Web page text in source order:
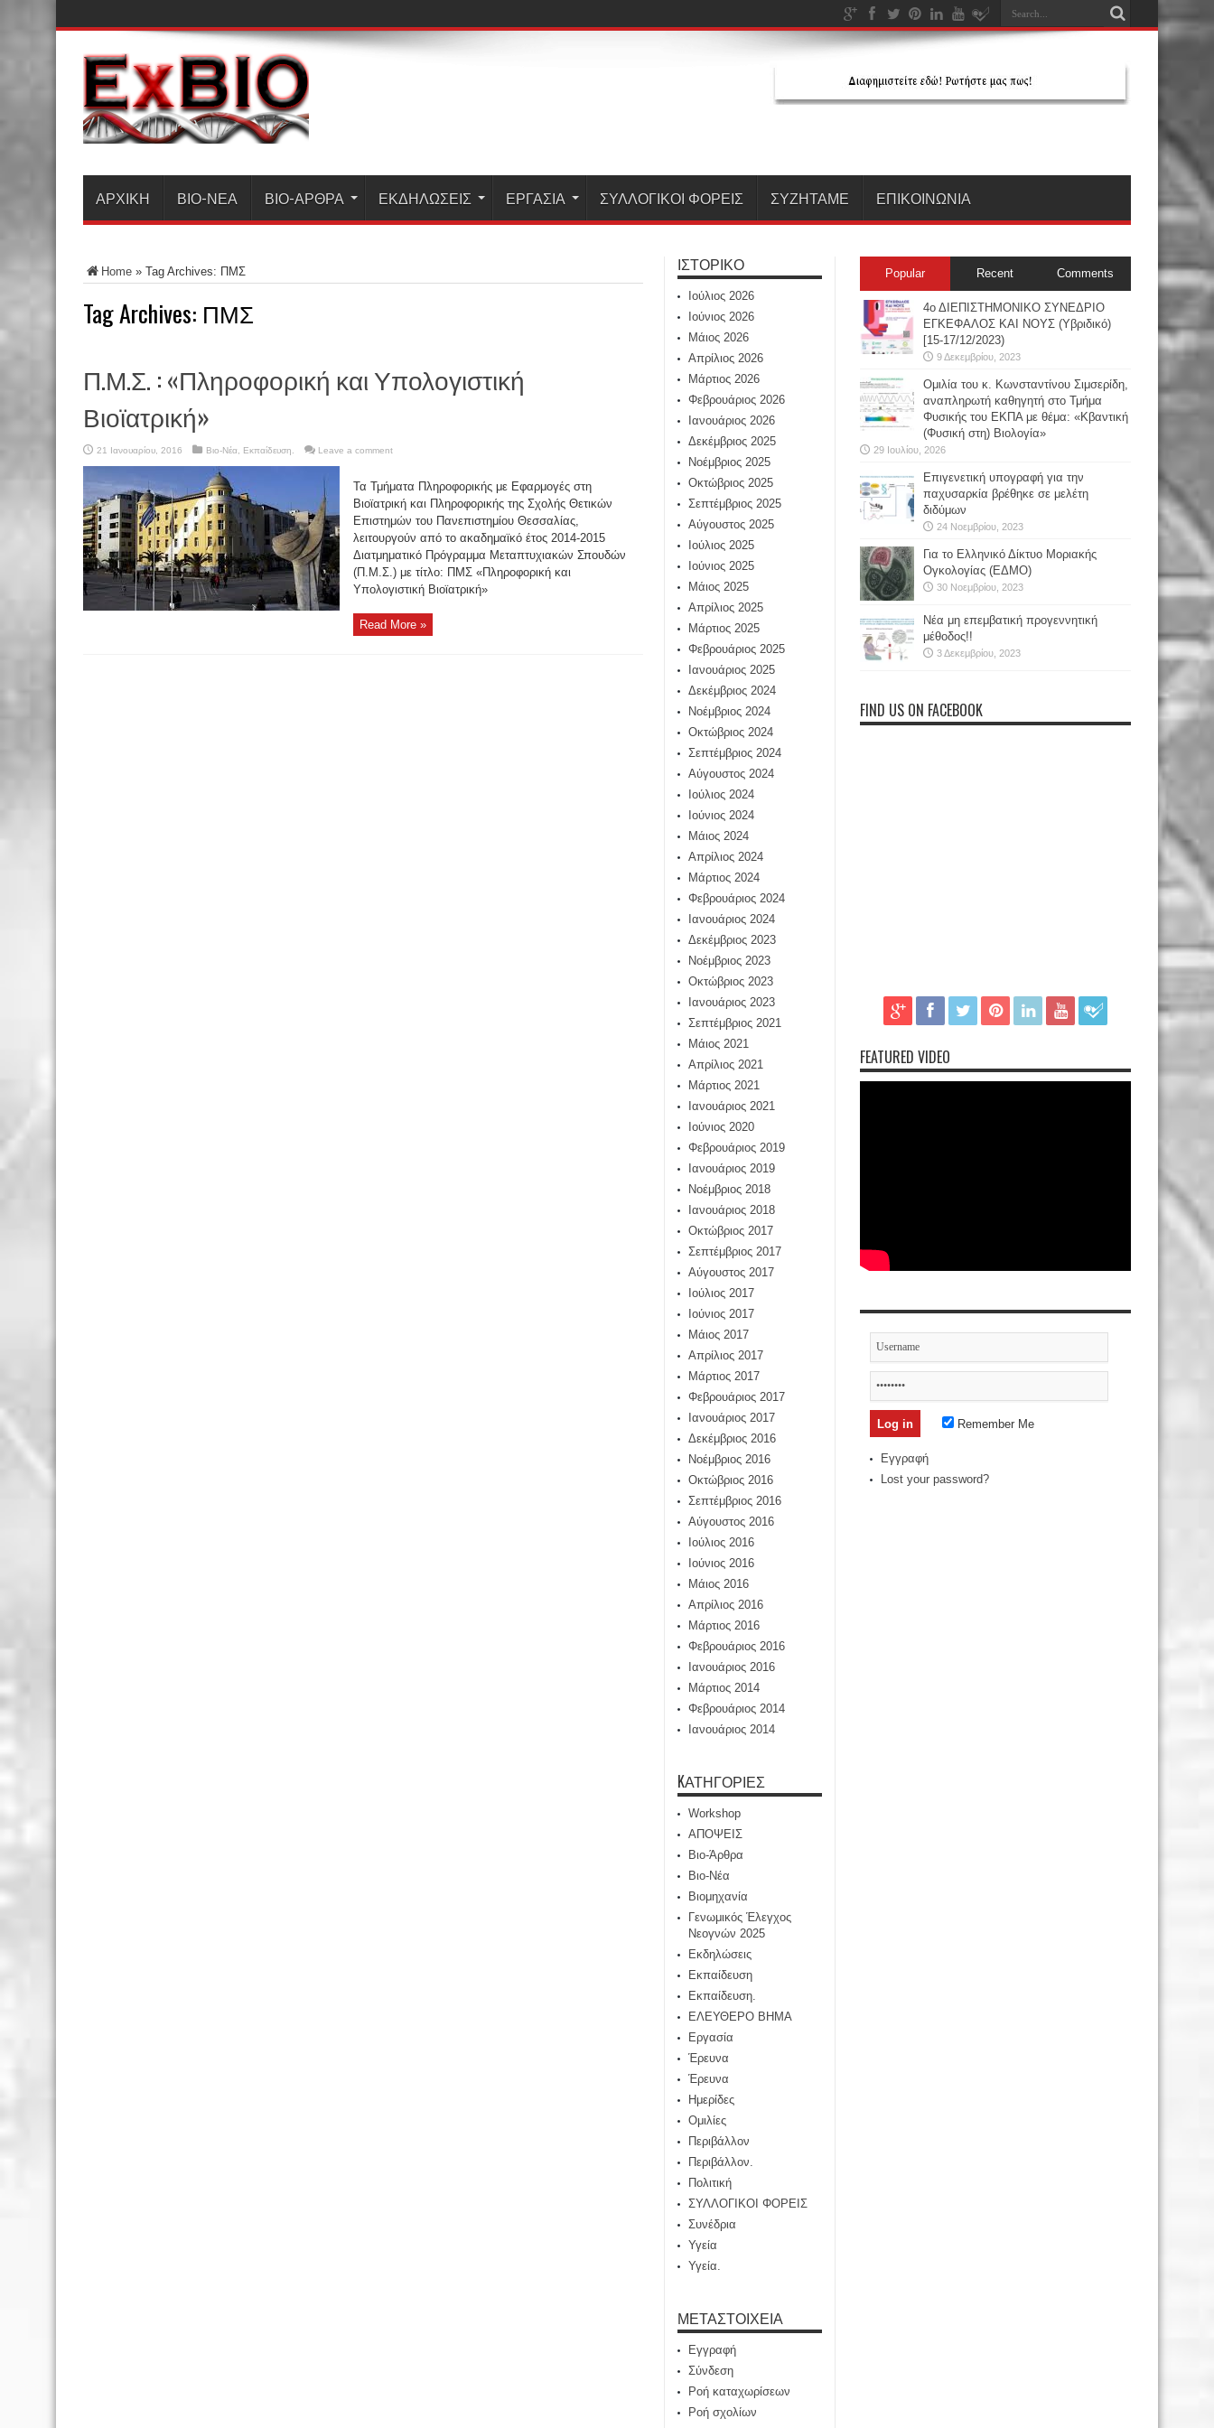
ΑΡΧΙΚΗ ΒΙΟ-ΝΈΑ ΒΙΟ-ΆΡΘΡΑ ΕΚΔΗΛΏΣΕΙΣ ΕΡΓΑΣΊΑ ΣΥΛΛΟΓΙΚΟΙ ΦΟΡΕΙΣ ΣΥΖΗΤΑΜΕ ΕΠΙΚΟΙΝΩΝΙΑ
Home » Tag Archives: ΠΜΣ
Tag Archives: ΠΜΣ
Π.Μ.Σ. : «Πληροφορική και Υπολογιστική
Βιοϊατρική»
21 Ιανουαρίου, 2016 Βιο-Νέα Εκπαίδευση. Leave a comment
Τα Τμήματα Πληροφορικής με Εφαρμογές στη
Βιοϊατρική και Πληροφορικής της Σχολής Θετικών
Επιστημών του Πανεπιστημίου Θεσσαλίας,
λειτουργούν από το ακαδημαϊκό έτος 2014-2015
Διατμηματικό Πρόγραμμα Μεταπτυχιακών Σπουδών
(Π.Μ.Σ.) με τίτλο: ΠΜΣ «Πληροφορική και
Υπολογιστική Βιοϊατρική»
Read More »
ΙΣΤΟΡΙΚΌ
Ιούλιος 2026
Ιούνιος 2026
Μάιος 2026
Απρίλιος 2026
Μάρτιος 2026
Φεβρουάριος 2026
Ιανουάριος 2026
Δεκέμβριος 2025
Νοέμβριος 2025
Οκτώβριος 2025
Σεπτέμβριος 2025
Αύγουστος 2025
Ιούλιος 2025
Ιούνιος 2025
Μάιος 2025
Απρίλιος 2025
Μάρτιος 2025
Φεβρουάριος 2025
Ιανουάριος 2025
Δεκέμβριος 2024
Νοέμβριος 2024
Οκτώβριος 2024
Σεπτέμβριος 2024
Αύγουστος 2024
Ιούλιος 2024
Ιούνιος 2024
Μάιος 2024
Απρίλιος 2024
Μάρτιος 2024
Φεβρουάριος 2024
Ιανουάριος 2024
Δεκέμβριος 2023
Νοέμβριος 2023
Οκτώβριος 2023
Ιανουάριος 2023
Σεπτέμβριος 2021
Μάιος 2021
Απρίλιος 2021
Μάρτιος 2021
Ιανουάριος 2021
Ιούνιος 2020
Φεβρουάριος 2019
Ιανουάριος 2019
Νοέμβριος 2018
Ιανουάριος 2018
Οκτώβριος 2017
Σεπτέμβριος 2017
Αύγουστος 2017
Ιούλιος 2017
Ιούνιος 2017
Μάιος 2017
Απρίλιος 2017
Μάρτιος 2017
Φεβρουάριος 2017
Ιανουάριος 2017
Δεκέμβριος 2016
Νοέμβριος 2016
Οκτώβριος 2016
Σεπτέμβριος 2016
Αύγουστος 2016
Ιούλιος 2016
Ιούνιος 2016
Μάιος 2016
Απρίλιος 2016
Μάρτιος 2016
Φεβρουάριος 2016
Ιανουάριος 2016
Μάρτιος 2014
Φεβρουάριος 2014
Ιανουάριος 2014
KΑΤΗΓΟΡΊΕΣ
Workshop
ΑΠΟΨΕΙΣ
Βιο-Άρθρα
Βιο-Νέα
Βιομηχανία
Γενωμικός Έλεγχος
Νεογνών 2025
Εκδηλώσεις
Εκπαίδευση
Εκπαίδευση.
ΕΛΕΥΘΕΡΟ ΒΗΜΑ
Εργασία
Έρευνα
Έρευνα
Ημερίδες
Ομιλίες
Περιβάλλον
Περιβάλλον.
Πολιτική
ΣΥΛΛΟΓΙΚΟΙ ΦΟΡΕΙΣ
Συνέδρια
Υγεία
Υγεία.
ΜΕΤΑΣΤΟΙΧΕΊΑ
Εγγραφή
Σύνδεση
Ροή καταχωρίσεων
Ροή σχολίων
Popular Recent Comments
4ο ΔΙΕΠΙΣΤΗΜΟΝΙΚΟ ΣΥΝΕΔΡΙΟ
ΕΓΚΕΦΑΛΟΣ ΚΑΙ ΝΟΥΣ (Υβριδικό)
[15-17/12/2023)
9 Δεκεμβρίου, 2023
Oμιλία του κ. Κωνσταντίνου Σιμσερίδη,
αναπληρωτή καθηγητή στο Τμήμα
Φυσικής του ΕΚΠΑ με θέμα: «Κβαντική
(Φυσική στη) Βιολογία»
29 Ιουλίου, 2026
Επιγενετική υπογραφή για την
παχυσαρκία βρέθηκε σε μελέτη
διδύμων
24 Νοεμβρίου, 2023
Για το Ελληνικό Δίκτυο Μοριακής
Ογκολογίας (ΕΔΜΟ)
30 Νοεμβρίου, 2023
Νέα μη επεμβατική προγεννητική
μέθοδος!!
3 Δεκεμβρίου, 2023
FIND US ON FACEBOOK
FEATURED VIDEO
Remember Me
Εγγραφή
Lost your password?